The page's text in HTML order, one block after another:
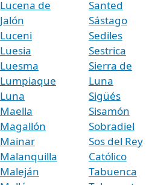
Lucena de
Jalón
Luceni
Luesia
Luesma
Lumpiaque
Luna
Maella
Magallón
Mainar
Malanquilla
Maleján
Santed
Sástago
Sediles
Sestrica
Sierra de
Luna
Sigüés
Sisamón
Sobradiel
Sos del Rey
Católico
Tabuenca